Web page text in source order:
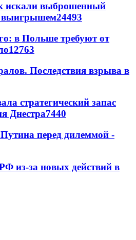
искали выброшенный
выигрышем24493
в Польше требуют от
12763
Последствия взрыва в
стратегический запас
Днестра7440
перед дилеммой -
из-за новых действий в